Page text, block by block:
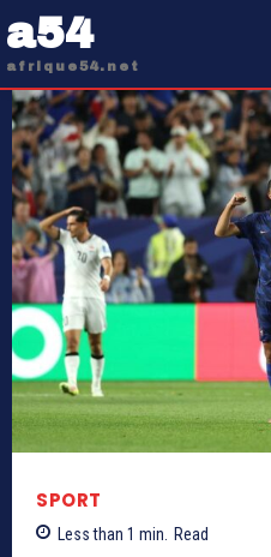
a54
afrique54.net
SPORT
Less than 1 min. Read